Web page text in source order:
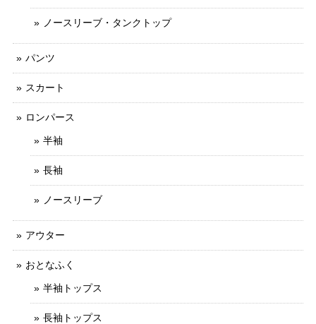
ノースリーブ・タンクトップ
パンツ
スカート
ロンパース
半袖
長袖
ノースリーブ
アウター
おとなふく
半袖トップス
長袖トップス